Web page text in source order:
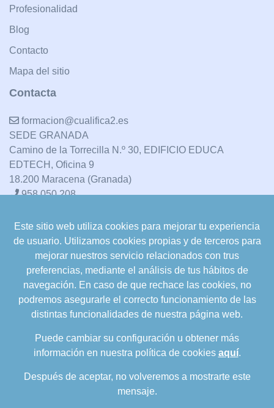
Profesionalidad
Blog
Contacto
Mapa del sitio
Contacta
formacion@cualifica2.es
SEDE GRANADA
Camino de la Torrecilla N.º 30, EDIFICIO EDUCA
EDTECH, Oficina 9
18.200 Maracena (Granada)
958 050 208
formacion@cualifica2.es
SEDE POZO ALCÓN
Pol. Ind. "La Asomadilla",
Nave 5-6 y anexos
23485 Pozo Alcón (Jaén)
958 050 208
958 991 970
Este sitio web utiliza cookies para mejorar tu experiencia
de usuario. Utilizamos cookies propias y de terceros para
mejorar nuestros servicio relacionados con trus
preferencias, mediante el análisis de tus hábitos de
navegación. En caso de que rechace las cookies, no
podremos asegurarle el correcto funcionamiento de las
distintas funcionalidades de nuestra página web.
Puede cambiar su configuración u obtener más
información en nuestra política de cookies aquí.
Después de aceptar, no volveremos a mostrarte este
mensaje.